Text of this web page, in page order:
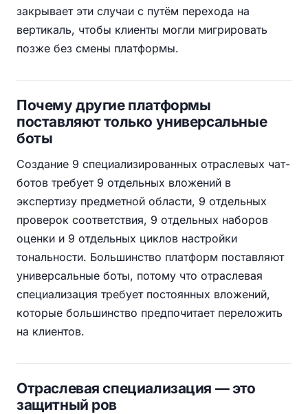
закрывает эти случаи с путём перехода на
вертикаль, чтобы клиенты могли мигрировать
позже без смены платформы.
Почему другие платформы
поставляют только универсальные
боты
Создание 9 специализированных отраслевых чат-
ботов требует 9 отдельных вложений в
экспертизу предметной области, 9 отдельных
проверок соответствия, 9 отдельных наборов
оценки и 9 отдельных циклов настройки
тональности. Большинство платформ поставляют
универсальные боты, потому что отраслевая
специализация требует постоянных вложений,
которые большинство предпочитает переложить
на клиентов.
Отраслевая специализация — это
защитный ров